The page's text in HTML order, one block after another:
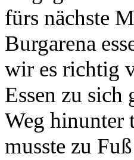
fürs nächste
Burgarena
wir es richtig
Essen zu
Weg hinunter
musste zu